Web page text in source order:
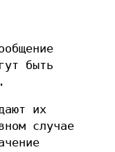
быть
их
случае